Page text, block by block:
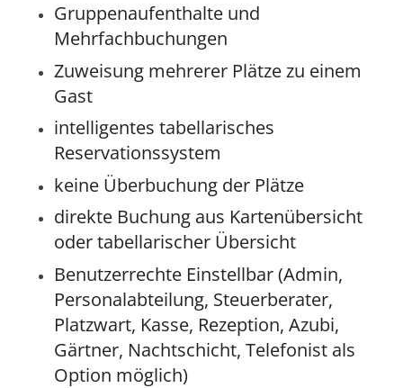
Gruppenaufenthalte und
Mehrfachbuchungen
Zuweisung mehrerer Plätze zu einem
Gast
intelligentes tabellarisches
Reservationssystem
keine Überbuchung der Plätze
direkte Buchung aus Kartenübersicht
oder tabellarischer Übersicht
Benutzerrechte Einstellbar (Admin,
Personalabteilung, Steuerberater,
Platzwart, Kasse, Rezeption, Azubi,
Gärtner, Nachtschicht, Telefonist als
Option möglich)